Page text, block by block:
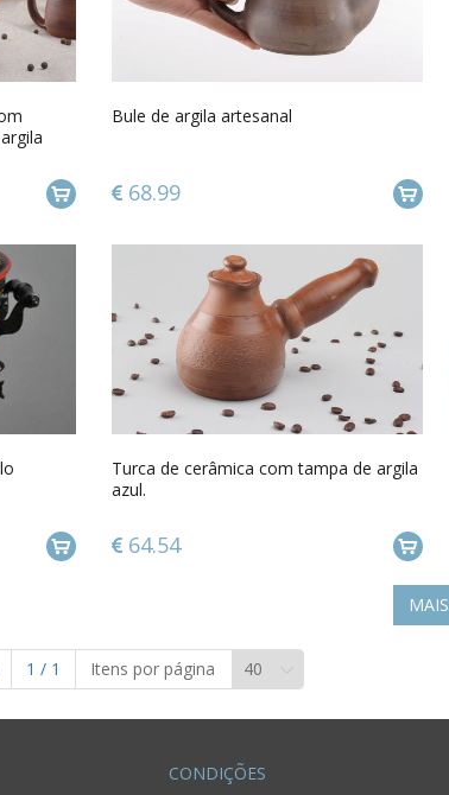
Bule de argila artesanal
68.99
Turca de cerâmica com tampa de argila
azul.
64.54
MAIS
1 / 1 Itens por página
CONDIÇÕES